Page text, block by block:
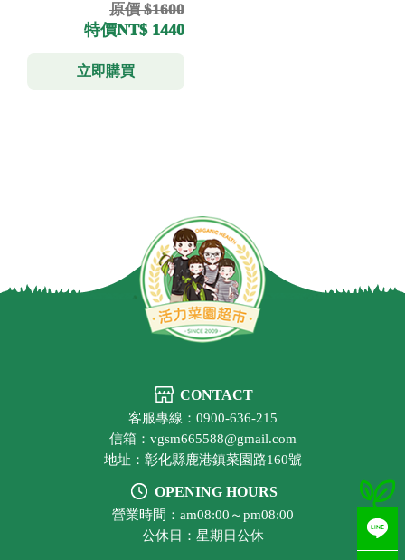
原價 $1600
特價NT$ 1440
立即購買
CONTACT
客服專線：0900-636-215
信箱：vgsm665588@gmail.com
地址：彰化縣鹿港鎮菜園路160號
OPENING HOURS
營業時間：am08:00～pm08:00
公休日：星期日公休